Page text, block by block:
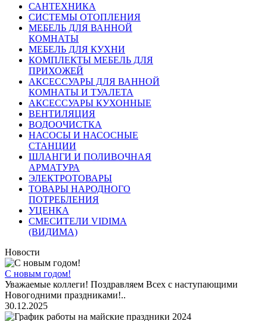
САНТЕХНИКА
СИСТЕМЫ ОТОПЛЕНИЯ
МЕБЕЛЬ ДЛЯ ВАННОЙ
КОМНАТЫ
МЕБЕЛЬ ДЛЯ КУХНИ
КОМПЛЕКТЫ МЕБЕЛЬ ДЛЯ
ПРИХОЖЕЙ
АКСЕССУАРЫ ДЛЯ ВАННОЙ
КОМНАТЫ И ТУАЛЕТА
АКСЕССУАРЫ КУХОННЫЕ
ВЕНТИЛЯЦИЯ
ВОДООЧИСТКА
НАСОСЫ И НАСОСНЫЕ
СТАНЦИИ
ШЛАНГИ И ПОЛИВОЧНАЯ
АРМАТУРА
ЭЛЕКТРОТОВАРЫ
ТОВАРЫ НАРОДНОГО
ПОТРЕБЛЕНИЯ
УЦЕНКА
СМЕСИТЕЛИ VIDIMA
(ВИДИМА)
Новости
С новым годом!
Уважаемые коллеги! Поздравляем Всех с наступающими
Новогодними праздниками!..
30.12.2025